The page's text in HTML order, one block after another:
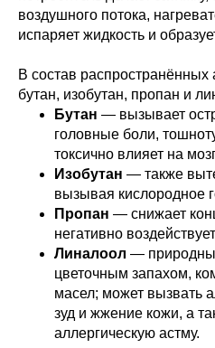
воздушного потока,
испаряет жидкость и
В состав распространённых
бутан, изобутан, пропан и
Бутан — вызывает
головные боли,
токсично влияет на
Изобутан — также
вызывая кислородное
Пропан — снижает
негативно
Линалоол —
цветочным запахом,
масел; может вызвать
зуд и жжение кожи, а
аллергическую астму.